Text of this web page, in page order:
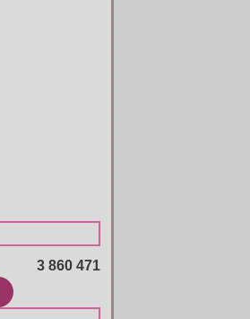
3 860 471